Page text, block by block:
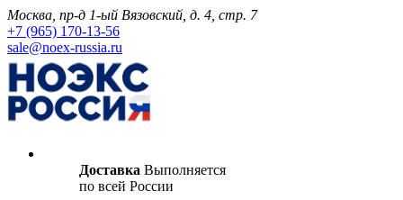
Москва, пр-д 1-ый Вязовский, д. 4, стр. 7
+7 (965) 170-13-56
sale@noex-russia.ru
Доставка Выполняется
по всей России